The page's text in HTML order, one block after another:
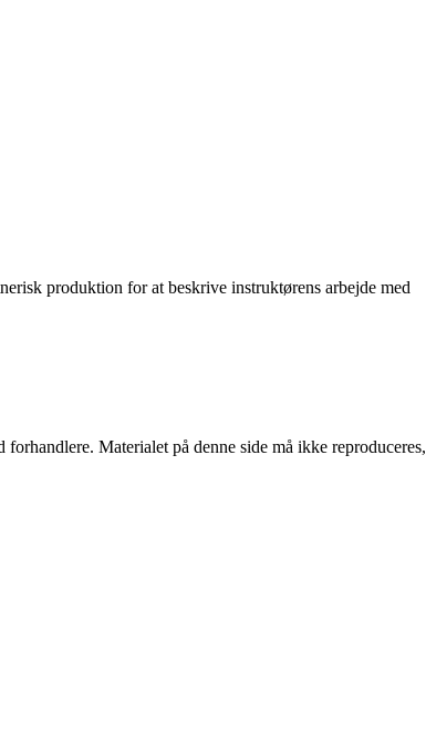
produktion for at beskrive instruktørens arbejde med
Materialet på denne side må ikke reproduceres,